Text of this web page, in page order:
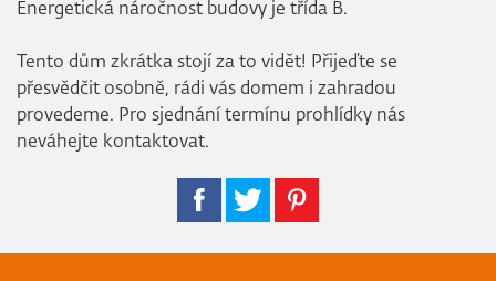
Energetická náročnost budovy je třída B.
Tento dům zkrátka stojí za to vidět! Přijeďte se
přesvědčit osobně, rádi vás domem i zahradou
provedeme. Pro sjednání termínu prohlídky nás
neváhejte kontaktovat.